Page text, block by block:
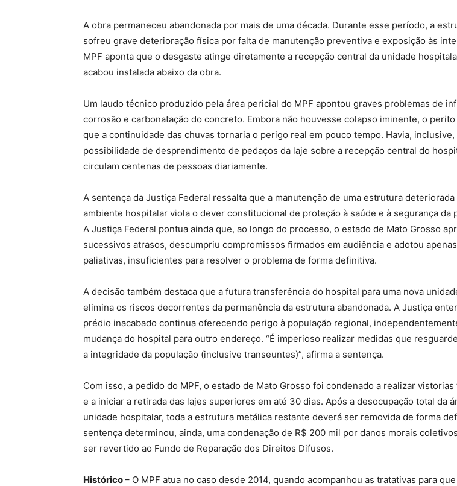
A obra permaneceu abandonada por mais de uma década. Durante esse período, a
sofreu grave deterioração física por falta de manutenção preventiva e exposição às
MPF aponta que o desgaste atinge diretamente a recepção central da unidade
acabou instalada abaixo da obra.
Um laudo técnico produzido pela área pericial do MPF apontou graves problemas de
corrosão e carbonatação do concreto. Embora não houvesse colapso iminente, o
que a continuidade das chuvas tornaria o perigo real em pouco tempo. Havia, inclusive,
possibilidade de desprendimento de pedaços da laje sobre a recepção central do
circulam centenas de pessoas diariamente.
A sentença da Justiça Federal ressalta que a manutenção de uma estrutura deteriorada
ambiente hospitalar viola o dever constitucional de proteção à saúde e à segurança da
A Justiça Federal pontua ainda que, ao longo do processo, o estado de Mato Grosso
sucessivos atrasos, descumpriu compromissos firmados em audiência e adotou
paliativas, insuficientes para resolver o problema de forma definitiva.
A decisão também destaca que a futura transferência do hospital para uma nova
elimina os riscos decorrentes da permanência da estrutura abandonada. A Justiça
prédio inacabado continua oferecendo perigo à população regional,
mudança do hospital para outro endereço. “É imperioso realizar medidas que
a integridade da população (inclusive transeuntes)”, afirma a sentença.
Com isso, a pedido do MPF, o estado de Mato Grosso foi condenado a realizar
e a iniciar a retirada das lajes superiores em até 30 dias. Após a desocupação total da
unidade hospitalar, toda a estrutura metálica restante deverá ser removida de forma
sentença determinou, ainda, uma condenação de R$ 200 mil por danos morais
ser revertido ao Fundo de Reparação dos Direitos Difusos.
Histórico– O MPF atua no caso desde 2014, quando acompanhou as tratativas para